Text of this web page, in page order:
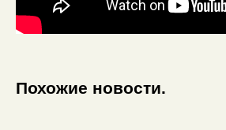
Похожие новости.